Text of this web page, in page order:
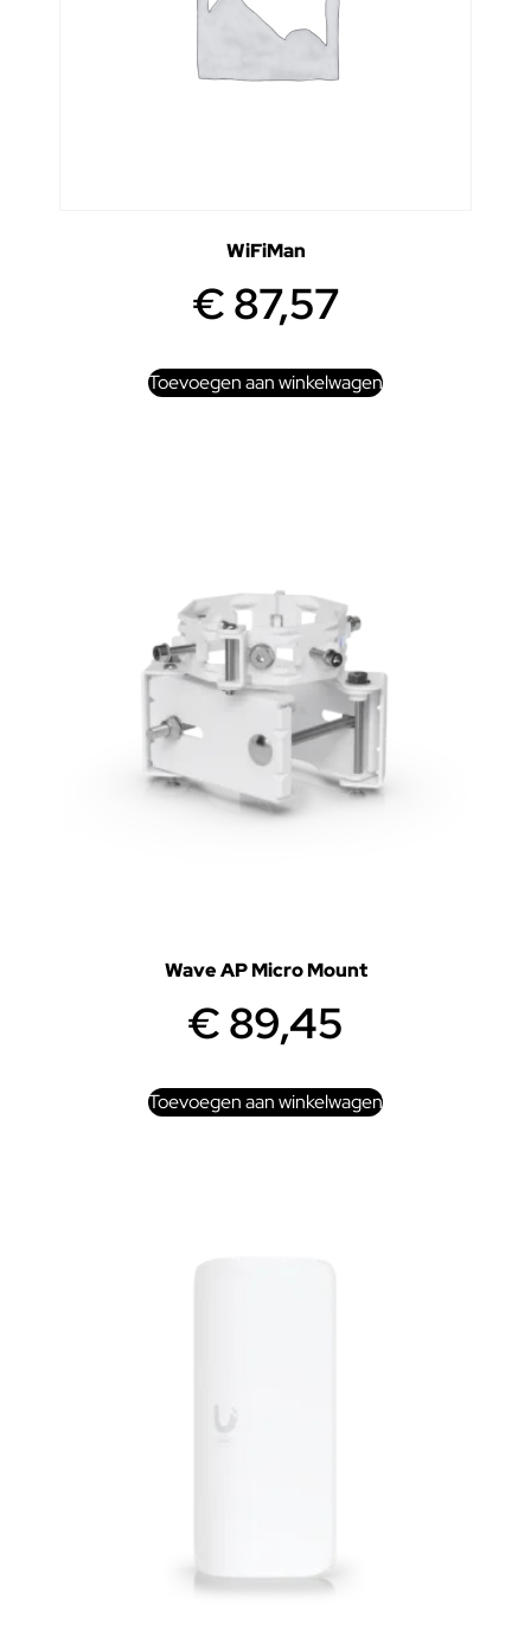
WiFiMan
€87,57
Toevoegen aan winkelwagen
Wave AP Micro Mount
€89,45
Toevoegen aan winkelwagen